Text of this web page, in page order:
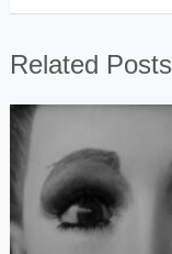
Related Posts